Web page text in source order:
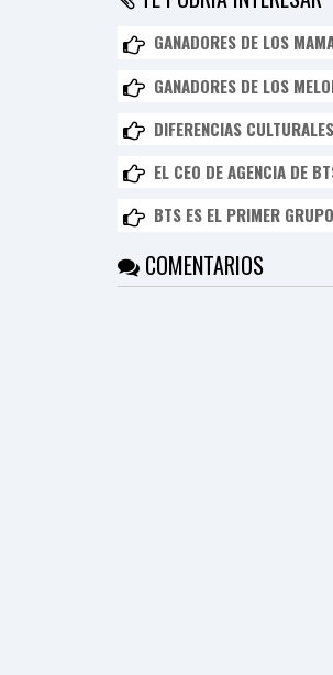
GANADORES DE LOS
GANADORES DE LOS
DIFERENCIAS
EL CEO DE AGENCIA DE
BTS ES EL PRIMER
COMENTARIOS